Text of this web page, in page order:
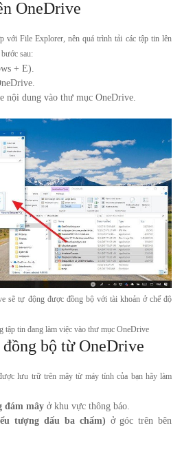
OneDrive
với File Explorer, nên quá trình tải các tập tin lên
sau:
+ E).
nội dung vào thư mục OneDrive.
sẽ tự động được đồng bộ với tài khoản ở chế độ
tập tin đang làm việc vào thư mục OneDrive
bộ từ OneDrive
lưu trữ trên mây từ máy tính của bạn hãy làm
đám mây ở khu vực thông báo.
tượng dấu ba chấm) ở góc trên bên